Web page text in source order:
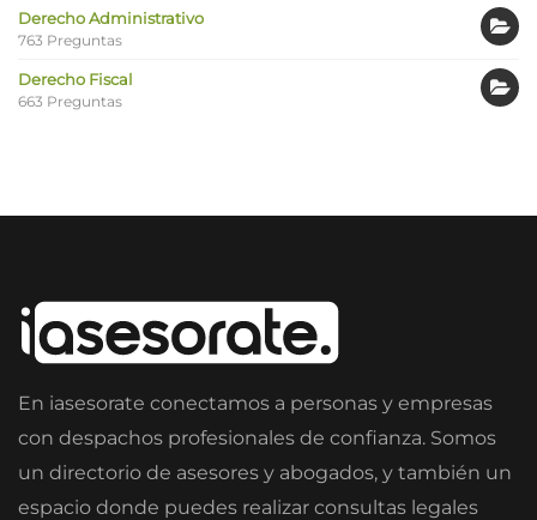
Derecho Administrativo
763 Preguntas
Derecho Fiscal
663 Preguntas
En iasesorate conectamos a personas y empresas
con despachos profesionales de confianza. Somos
un directorio de asesores y abogados, y también un
espacio donde puedes realizar consultas legales